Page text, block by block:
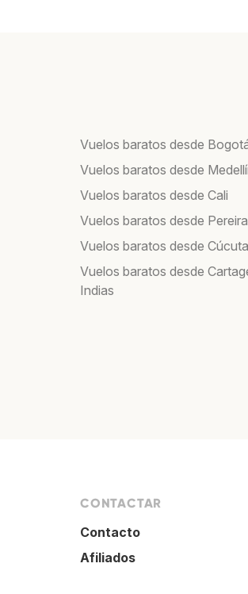
Vuelos baratos desde
Vuelos baratos desde
Vuelos baratos desde Cali
Vuelos baratos desde Pereira
Vuelos baratos desde Cúcuta
Vuelos baratos desde
Indias
CONTACTAR
Contacto
Afiliados